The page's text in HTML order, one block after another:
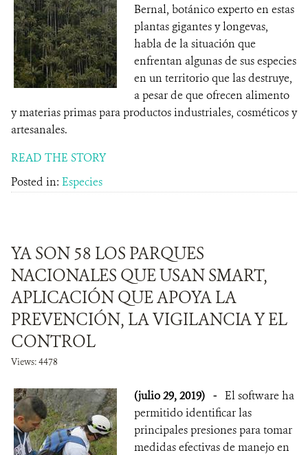
Bernal, botánico experto en estas
plantas gigantes y longevas,
habla de la situación que
enfrentan algunas de sus especies
en un territorio que las destruye,
a pesar de que ofrecen alimento
y materias primas para productos industriales, cosméticos y
artesanales.
READ THE STORY
Posted in: Especies
YA SON 58 LOS PARQUES
NACIONALES QUE USAN SMART,
APLICACIÓN QUE APOYA LA
PREVENCIÓN, LA VIGILANCIA Y EL
CONTROL
Views: 4478
(julio 29, 2019) - El software ha
permitido identificar las
principales presiones para tomar
medidas efectivas de manejo en